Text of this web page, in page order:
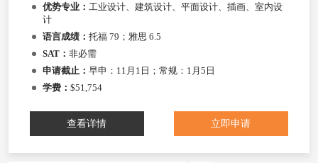
优势专业： 工业设计、建筑设计、平面设计、插画、室内设
计
语言成绩： 托福 79；雅思 6.5
SAT： 非必需
申请截止： 早申：11月1日；常规：1月5日
学费： $51,754
查看详情 立即申请